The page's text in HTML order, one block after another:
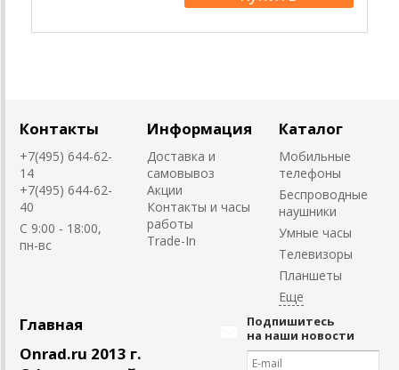
Контакты
+7(495) 644-62-
14
+7(495) 644-62-
40
C 9:00 - 18:00,
пн-вс
Информация
Доставка и
самовывоз
Акции
Контакты и часы
работы
Trade-In
Каталог
Мобильные
телефоны
Беспроводные
наушники
Умные часы
Телевизоры
Планшеты
Главная
Onrad.ru 2013 г.
Подпишитесь
на наши новости